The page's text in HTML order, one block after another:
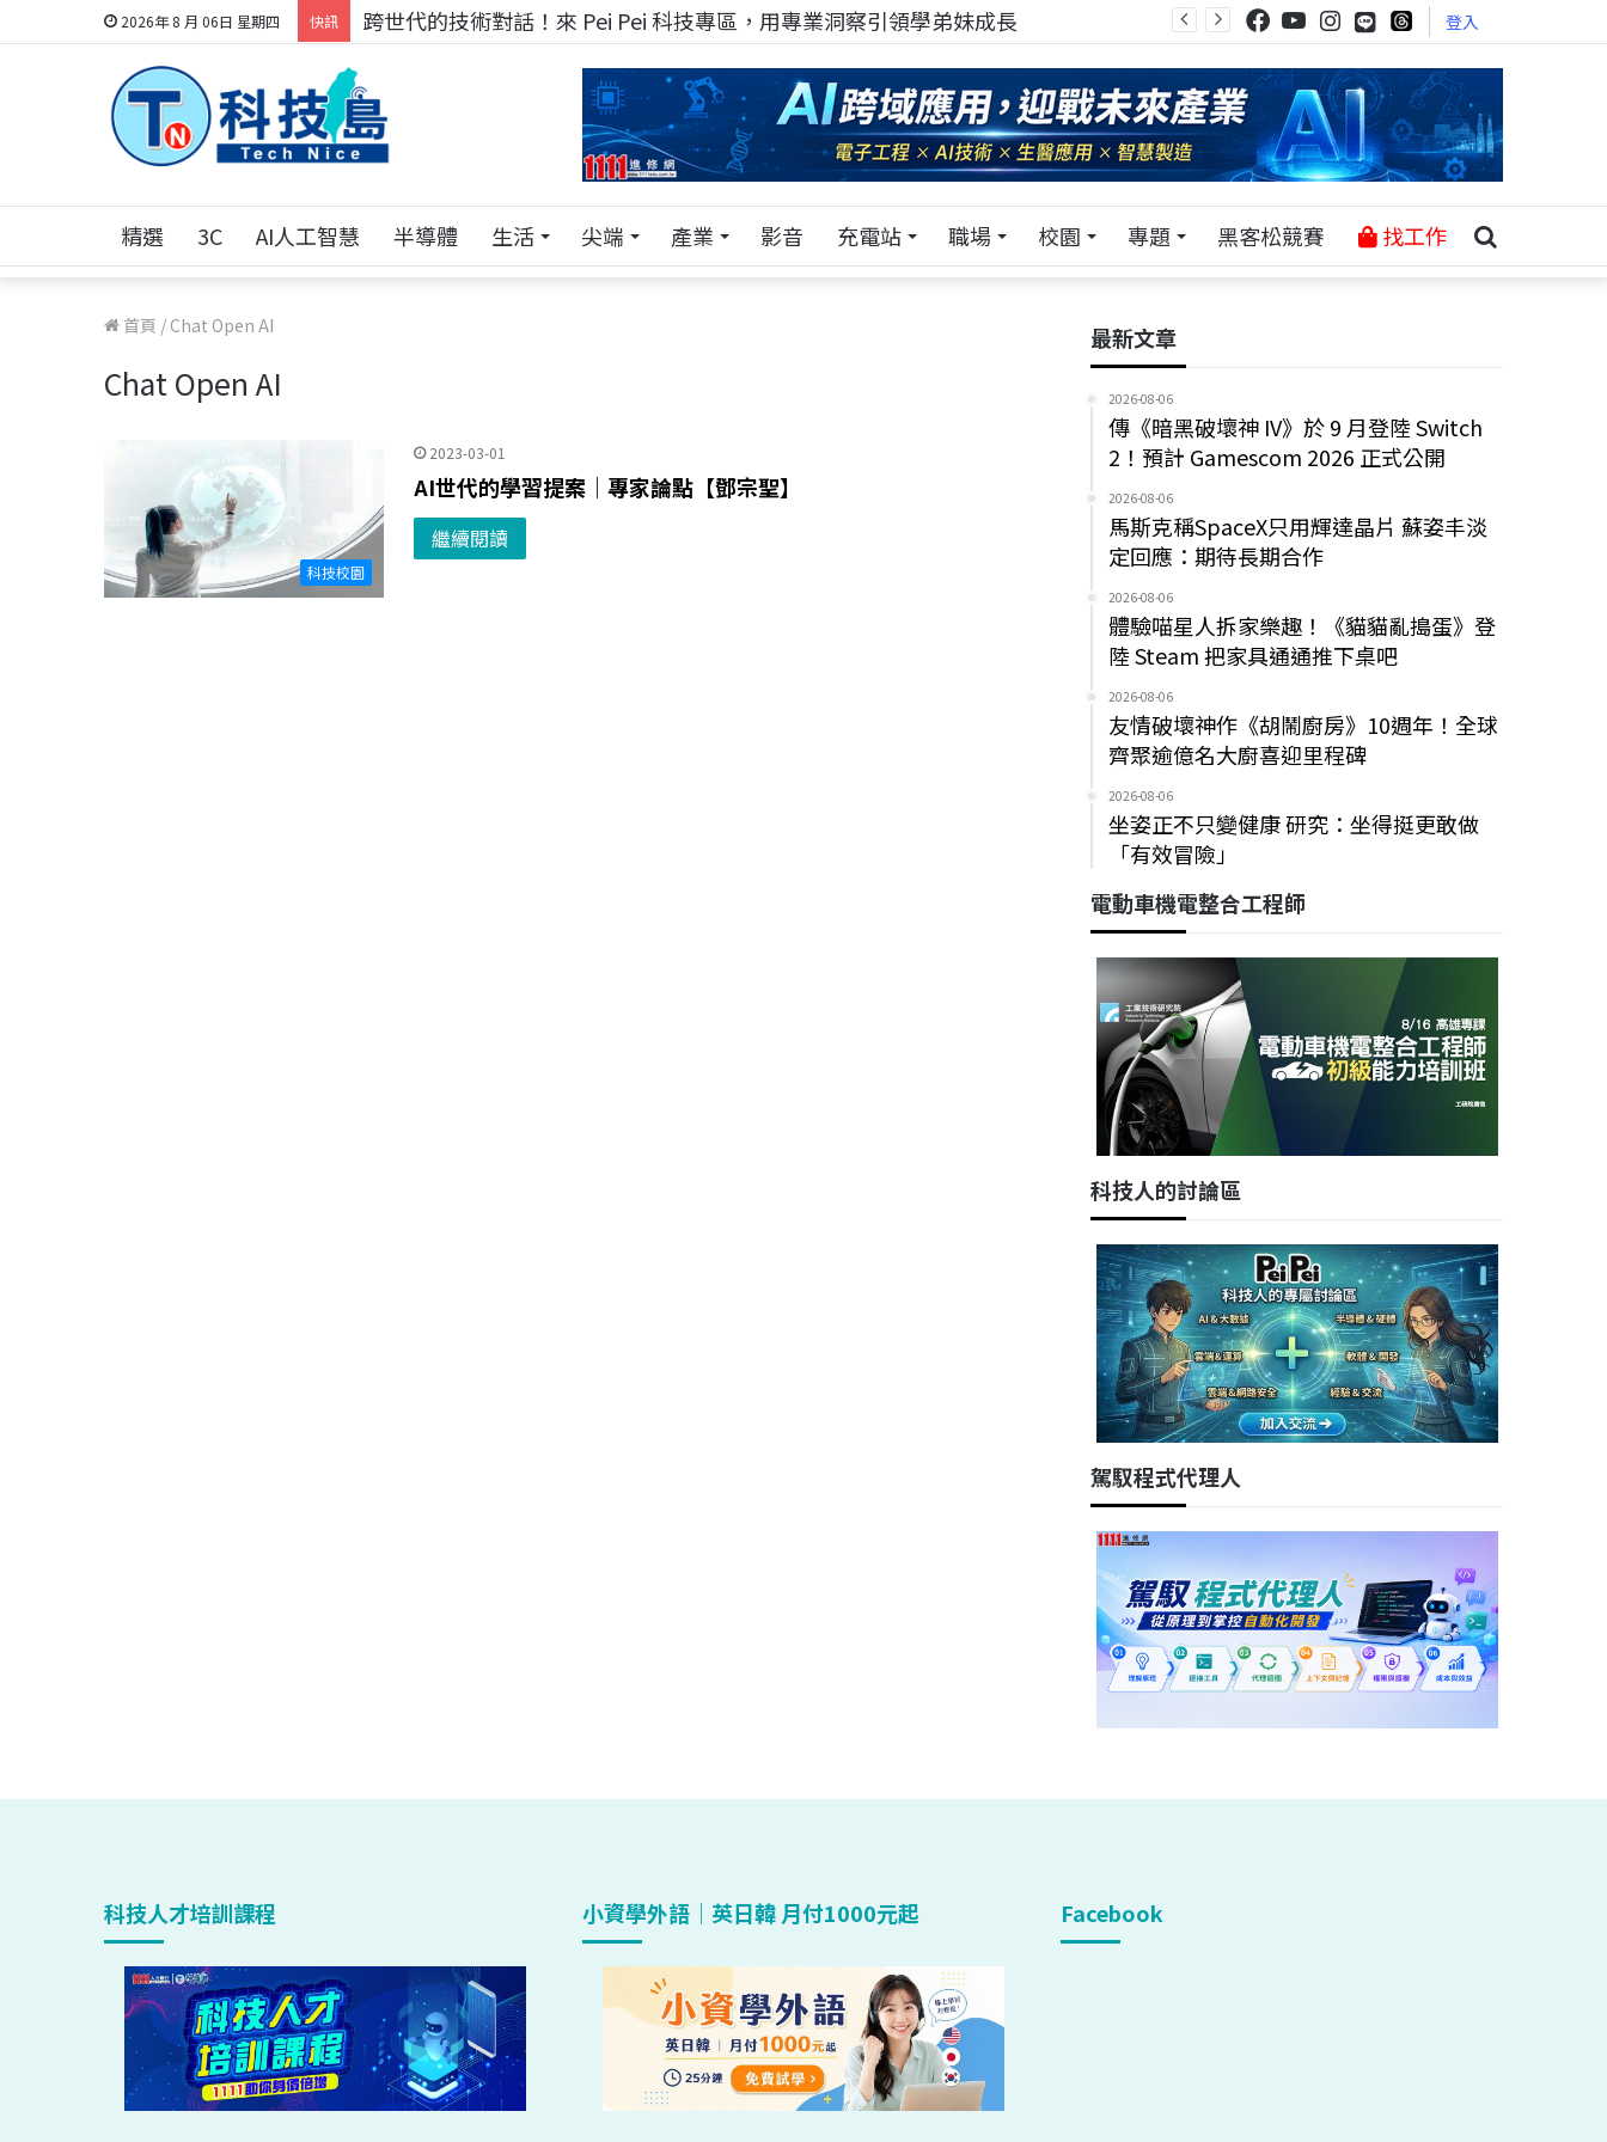
2026年 8 月 06日 星期四 快訊 跨世代的技術對話！來 Pei Pei 科技專區，用專業洞察引領學弟妹成長 登入
精選 3C AI人工智慧 半導體 生活 尖端 產業 影音 充電站 職場 校園 專題 黑客松競賽 找工作
首頁 / Chat Open AI
Chat Open AI
科技校園
2023-03-01
AI世代的學習提案｜專家論點【鄧宗聖】
繼續閱讀
最新文章
2026-08-06
傳《暗黑破壞神 IV》於 9 月登陸 Switch
2！預計 Gamescom 2026 正式公開
2026-08-06
馬斯克稱SpaceX只用輝達晶片 蘇姿丰淡
定回應：期待長期合作
2026-08-06
體驗喵星人拆家樂趣！《貓貓亂搗蛋》登
陸 Steam 把家具通通推下桌吧
2026-08-06
友情破壞神作《胡鬧廚房》10週年！全球
齊聚逾億名大廚喜迎里程碑
2026-08-06
坐姿正不只變健康 研究：坐得挺更敢做
「有效冒險」
電動車機電整合工程師
科技人的討論區
駕馭程式代理人
科技人才培訓課程 小資學外語｜英日韓 月付1000元起 Facebook